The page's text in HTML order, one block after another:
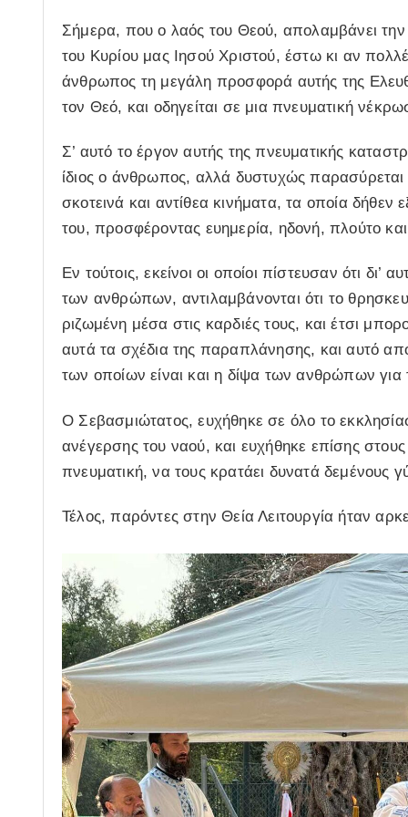
Σήμερα, που ο λαός του Θεού, απολαμβάνει την
του Κυρίου μας Ιησού Χριστού, έστω κι αν
άνθρωπος τη μεγάλη προσφορά αυτής της
τον Θεό, και οδηγείται σε μια πνευματική
Σ’ αυτό το έργον αυτής της πνευματικής
ίδιος ο άνθρωπος, αλλά δυστυχώς παρασύρεται
σκοτεινά και αντίθεα κινήματα, τα οποία
του, προσφέροντας ευημερία, ηδονή, πλούτο
Εν τούτοις, εκείνοι οι οποίοι πίστευσαν ότι
των ανθρώπων, αντιλαμβάνονται ότι το
ριζωμένη μέσα στις καρδιές τους, και έτσι
αυτά τα σχέδια της παραπλάνησης, και αυτό
των οποίων είναι και η δίψα των ανθρώπων
Ο Σεβασμιώτατος, ευχήθηκε σε όλο το
ανέγερσης του ναού, και ευχήθηκε επίσης
πνευματική, να τους κρατάει δυνατά δεμένους
Τέλος, παρόντες στην Θεία Λειτουργία ήταν